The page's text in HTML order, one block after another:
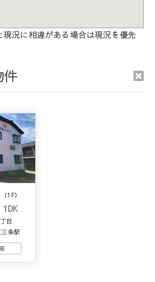
況に相違がある場合は現況を優先
件
1F）
1DK
目
三条駅